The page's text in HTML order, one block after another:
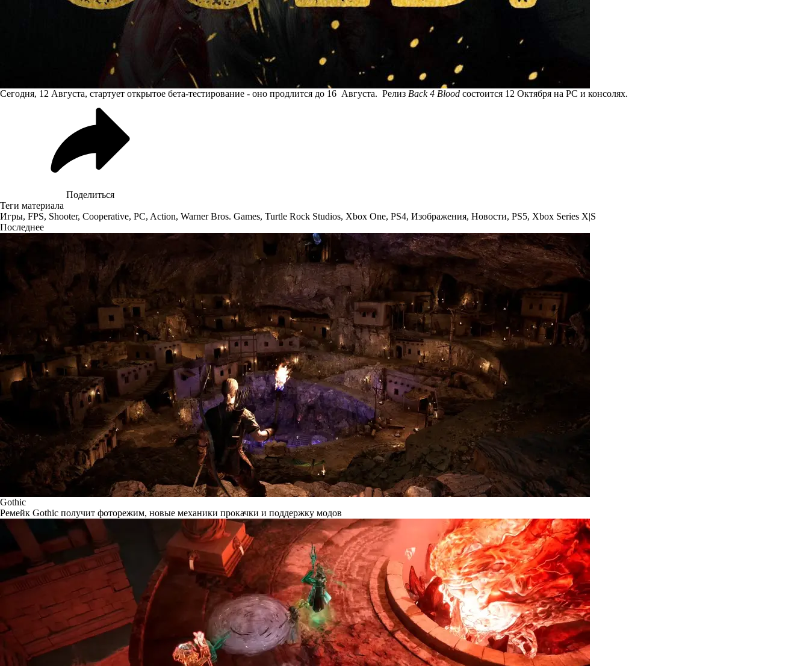
Сегодня, 12 Августа, стартует открытое бета-тестирование - оно продлится до 16 Августа. Релиз Back 4 Blood состоится 12 Октября на PC и консолях.
Поделиться
Теги материала
Игры, FPS, Shooter, Cooperative, PC, Action, Warner Bros. Games, Turtle Rock Studios, Xbox One, PS4, Изображения, Новости, PS5, Xbox Series X|S
Последнее
Gothic
Ремейк Gothic получит фоторежим, новые механики прокачки и поддержку модов